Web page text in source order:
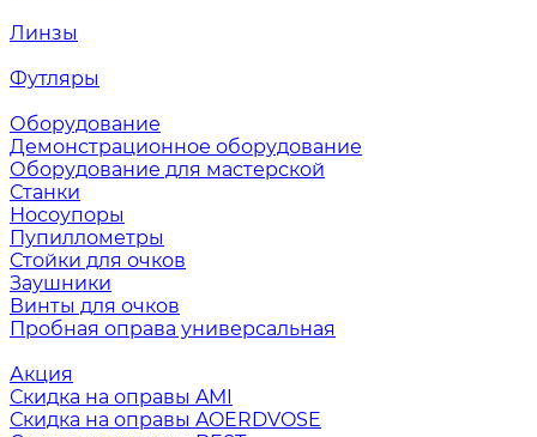
Линзы
Футляры
Оборудование
Демонстрационное оборудование
Оборудование для мастерской
Станки
Носоупоры
Пупиллометры
Стойки для очков
Заушники
Винты для очков
Пробная оправа универсальная
Акция
Скидка на оправы AMI
Скидка на оправы AOERDVOSE